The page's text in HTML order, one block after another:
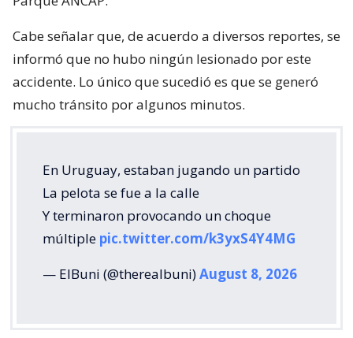
Cabe señalar que, de acuerdo a diversos reportes, se
informó que no hubo ningún lesionado por este
accidente. Lo único que sucedió es que se generó
mucho tránsito por algunos minutos.
En Uruguay, estaban jugando un partido
La pelota se fue a la calle
Y terminaron provocando un choque
múltiple pic.twitter.com/k3yxS4Y4MG
— ElBuni (@therealbuni)August 8, 2026